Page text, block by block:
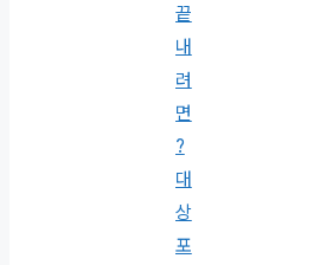
끝
내
려
면
?
대
상
포